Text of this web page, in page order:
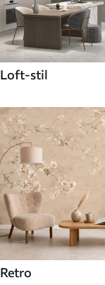
Loft-stil
Retro